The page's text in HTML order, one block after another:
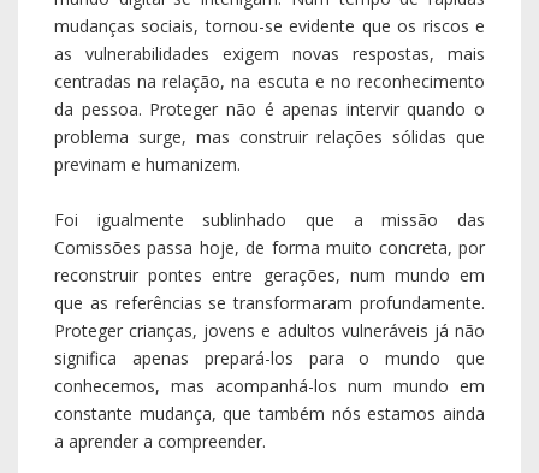
mudanças sociais, tornou-se evidente que os riscos e
as vulnerabilidades exigem novas respostas, mais
centradas na relação, na escuta e no reconhecimento
da pessoa. Proteger não é apenas intervir quando o
problema surge, mas construir relações sólidas que
previnam e humanizem.
Foi igualmente sublinhado que a missão das
Comissões passa hoje, de forma muito concreta, por
reconstruir pontes entre gerações, num mundo em
que as referências se transformaram profundamente.
Proteger crianças, jovens e adultos vulneráveis já não
significa apenas prepará-los para o mundo que
conhecemos, mas acompanhá-los num mundo em
constante mudança, que também nós estamos ainda
a aprender a compreender.